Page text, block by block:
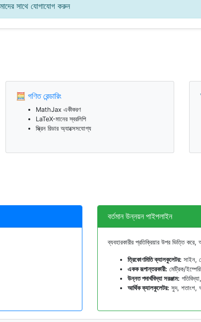
সাথে যোগাযোগ করুন
🧮 গণিত রেন্ডারিং
MathJax একীকরণ
LaTeX-মানের স্বরলিপি
স্ক্রিন রিডার অ্যাক্সেসযোগ্য
বর্তমান উন্নয়ন পাইপলাইন
ব্যবহারকারীর প্রতিক্রিয়ার উপর ভিত্তি
ত্রিকোণমিতি ক্যালকুলেটর: সাইন,
একক রূপান্তরকারী: মেট্রিক/
উন্নত পদার্থবিদ্যা সরঞ্জাম:
আর্থিক ক্যালকুলেটর: সুদ, শতাংশ,